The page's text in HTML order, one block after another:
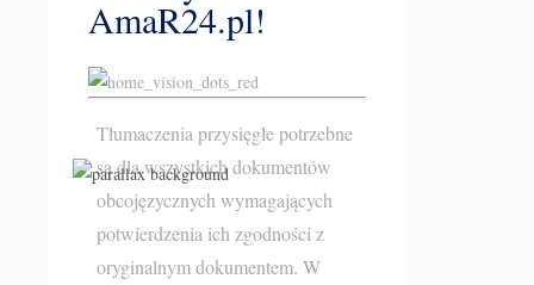
AmaR24.pl!
Tłumaczenia przysięgłe potrzebne
są dla wszystkich dokumentów
obcojęzycznych wymagających
potwierdzenia ich zgodności z
oryginalnym dokumentem. W